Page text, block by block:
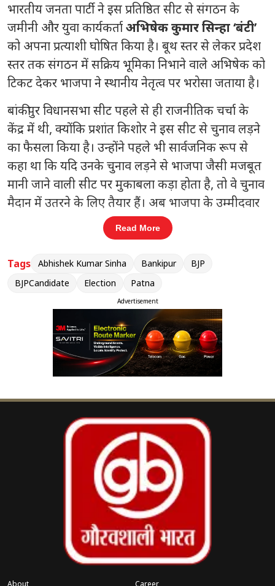
भारतीय जनता पार्टी ने इस प्रतिष्ठित सीट से संगठन के
जमीनी और युवा कार्यकर्ताअभिषेक कुमार सिन्हा ‘बंटी’
को अपना प्रत्याशी घोषित किया है। बूथ स्तर से लेकर प्रदेश
स्तर तक संगठन में सक्रिय भूमिका निभाने वाले अभिषेक को
टिकट देकर भाजपा ने स्थानीय नेतृत्व पर भरोसा जताया है।
बांकीपुर विधानसभा सीट पहले से ही राजनीतिक चर्चा के
केंद्र में थी, क्योंकिप्रशांत किशोरने इस सीट से चुनाव लड़ने
का फैसला किया है। उन्होंने पहले भी सार्वजनिक रूप से
कहा था कि यदि उनके चुनाव लड़ने से भाजपा जैसी मजबूत
मानी जाने वाली सीट पर मुकाबला कड़ा होता है, तो वे चुनाव
मैदान में उतरने के लिए तैयार हैं। अब भाजपा के उम्मीदवार
घोषित होने के बाद यह मुकाबला राज्य की सबसे हाई-
प्रोफाइल चुनावी लड़ाइयों में गिना जा रहा है।
संबंधित खबरें
बांकीपुर जीत के बाद प्रशांत किशोर का
अगला दांव, जानिए प्लान
भाजपा ने अभिषेक कुमार सिन्हा को ऐसा चेहरा बताया है,
जिसने वर्षों तक संगठन के लिए जमीनी स्तर पर काम किया
है। पार्टी को उम्मीद है कि स्थानीय पहचान, संगठनात्मक
अनुभव और कार्यकर्ताओं से मजबूत जुड़ाव चुनाव में उसके
पक्ष में माहौल बनाएगा।
दूसरी ओर, जन सुराज के संस्थापक प्रशांत किशोर इस चुनाव
को अपनी राजनीतिक परीक्षा के रूप में देख रहे हैं। चुनावी
रणनीतिकार से सक्रिय राजनीति में आए प्रशांत किशोर के
लिए बांकीपुर की लड़ाई केवल एक विधानसभा सीट नहीं,
बल्कि उनके राजनीतिक भविष्य और जनाधार की भी अहम
Read More
Tags Abhishek Kumar Sinha Bankipur
BJP
BJPCandidate
Election Patna
Advertisement
About
Career